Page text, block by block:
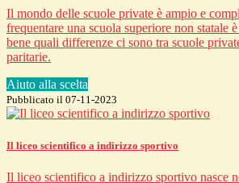
Il mondo delle scuole private è ampio e
frequentare una scuola superiore non statale
bene quali differenze ci sono tra scuole
paritarie.
Aiuto alla scelta
Pubblicato il 07-11-2023
Il liceo scientifico a indirizzo sportivo
Il liceo scientifico a indirizzo sportivo nasce